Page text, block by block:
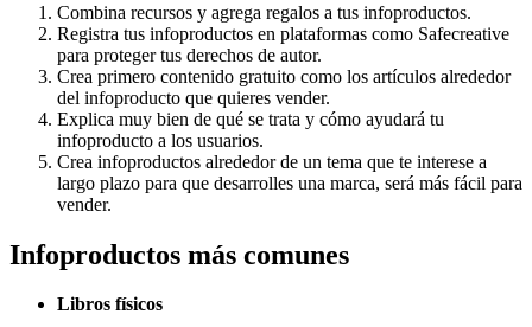
Combina recursos y agrega regalos a tus infoproductos.
Registra tus infoproductos en plataformas como Safecreative
para proteger tus derechos de autor.
Crea primero contenido gratuito como los artículos alrededor
del infoproducto que quieres vender.
Explica muy bien de qué se trata y cómo ayudará tu
infoproducto a los usuarios.
Crea infoproductos alrededor de un tema que te interese a
largo plazo para que desarrolles una marca, será más fácil para
vender.
Infoproductos más comunes
Libros físicos